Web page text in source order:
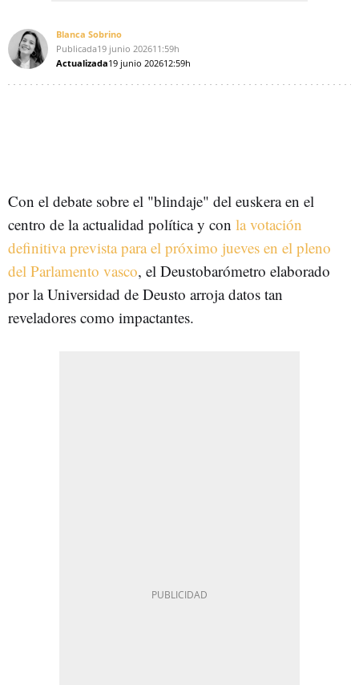
Blanca Sobrino
Publicada19 junio 202611:59h
Actualizada19 junio 202612:59h
Con el debate sobre el "blindaje" del euskera en el
centro de la actualidad política y con la votación
definitiva prevista para el próximo jueves en el pleno
del Parlamento vasco, el Deustobarómetro elaborado
por la Universidad de Deusto arroja datos tan
reveladores como impactantes.